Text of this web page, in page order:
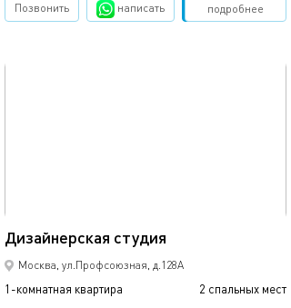
подробнее
Позвонить написать Забронировать
Дизайнерская студия
Москва, ул.Профсоюзная, д.128А
1-комнатная квартира 2 спальных мест